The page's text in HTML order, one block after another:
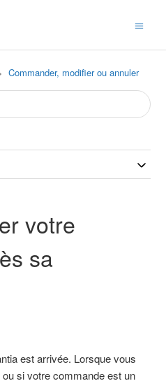
Commander, modifier ou annuler
votre
sa
est arrivée. Lorsque vous
si votre commande est un